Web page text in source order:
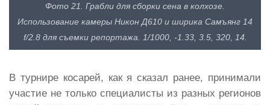
Фото 21. Грабли для сборки сена в колхозе.
Использование камеры Никон Д610 и ширика Самъянг 14
f/2.8 для съемки репортажа. 1/1000, -1.33, 3.5, 320, 14.
В турнире косарей, как я сказал ранее, принимали
участие не только специалисты из разных регионов